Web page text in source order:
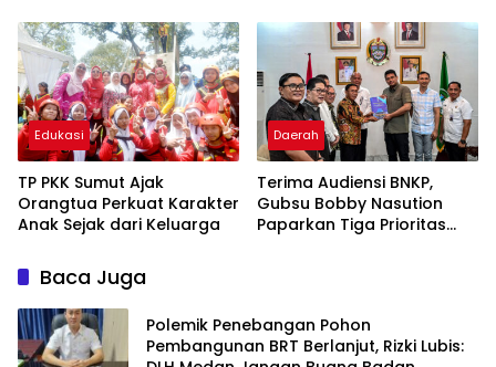
Edukasi
TP PKK Sumut Ajak
Orangtua Perkuat Karakter
Anak Sejak dari Keluarga
Daerah
Terima Audiensi BNKP,
Gubsu Bobby Nasution
Paparkan Tiga Prioritas
Baca Juga
Polemik Penebangan Pohon
Pembangunan BRT Berlanjut, Rizki Lubis: